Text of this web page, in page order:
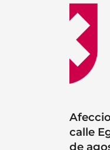
calle
de